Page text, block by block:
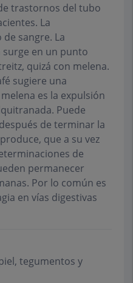
trastornos del tubo
La
sangre. La
en un punto
quizá con melena.
sugiere una
es la expulsión
Puede
de terminar la
que a su vez
de
permanecer
Por lo común es
en vías digestivas
tegumentos y